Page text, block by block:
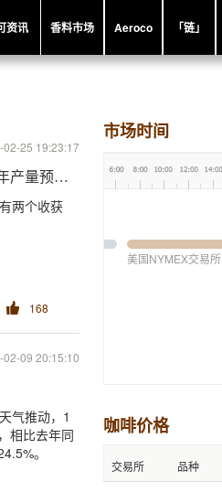
资讯 香料市场 Aeroco 「链」
02-25 19:23:17
量预计1300万袋
两个收获
168
02-09 20:15:10
气推动，1
相比去年同
。
市场时间
美国NYMEX交易所
咖啡价格
交易所 品种